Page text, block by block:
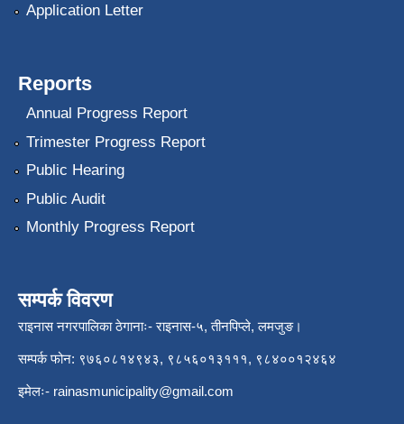
Application Letter
Reports
Annual Progress Report
Trimester Progress Report
Public Hearing
Public Audit
Monthly Progress Report
सम्पर्क विवरण
राइनास नगरपालिका ठेगानाः- राइनास-५, तीनपिप्ले, लमजुङ।
सम्पर्क फोन: ९७६०८१४९४३, ९८५६०१३१११, ९८४००१२४६४
इमेलः- rainasmunicipality@gmail.com